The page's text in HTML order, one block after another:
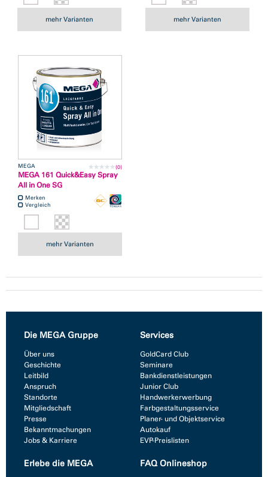
mehr Varianten mehr Varianten
MEGA (0)
MEGA 161 Quick&Easy Spray
All in One SG
Merken
Vergleich
mehr Varianten
Die MEGA Gruppe
Über uns
Geschichte
Leitbild
Anspruch
Standorte
Mitgliedschaft
Presse
Bekanntmachungen
Jobs & Karriere
Services
GoldCard Club
Seminare
Bankdienstleistungen
Junior Club
Handwerkerwerbung
Farbgestaltungsservice
Planer- und Objektservice
Autokauf
EVP-Preislisten
Erlebe die MEGA FAQ Onlineshop